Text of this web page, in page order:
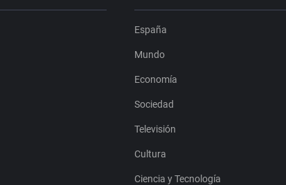
España
Mundo
Economía
Sociedad
Televisión
Cultura
Ciencia y Tecnología